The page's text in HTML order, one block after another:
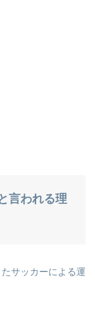
言われる理
サッカーによる運